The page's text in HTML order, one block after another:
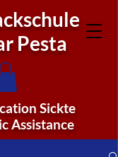
Pesta
Sickte
Assistance